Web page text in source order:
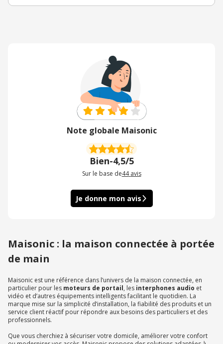
Note globale Maisonic
Bien-4,5/5
Sur le base de44 avis
Je donne mon avis
Maisonic : la maison connectée à portée
de main
Maisonic est une référence dans l’univers de la maison connectée, en
particulier pour les moteurs de portail, les interphones audio et
vidéo et d’autres équipements intelligents facilitant le quotidien. La
marque mise sur la simplicité d’installation, la fiabilité des produits et un
service client réactif pour répondre aux besoins des particuliers et des
professionnels.
Que vous cherchiez à sécuriser votre domicile, améliorer votre confort